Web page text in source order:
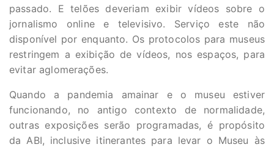
passado. E telões deveriam exibir vídeos sobre o
jornalismo online e televisivo. Serviço este não
disponível por enquanto. Os protocolos para museus
restringem a exibição de vídeos, nos espaços, para
evitar aglomerações.
Quando a pandemia amainar e o museu estiver
funcionando, no antigo contexto de normalidade,
outras exposições serão programadas, é propósito
da ABI, inclusive itinerantes para levar o Museu às